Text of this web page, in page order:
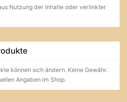
Nutzung der Inhalte oder verlinkter
können sich ändern. Keine Gewähr.
Angaben im Shop.